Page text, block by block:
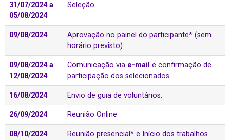
31/07/2024 a
05/08/2024
Seleção.
09/08/2024
Aprovação no painel do participante* (sem
horário previsto)
09/08/2024 a
12/08/2024
Comunicação via e-mail e confirmação de
participação dos selecionados
16/08/2024 Envio de guia de voluntários.
26/09/2024 Reunião Online
08/10/2024 Reunião presencial* e Início dos trabalhos